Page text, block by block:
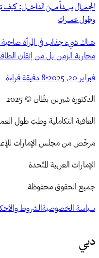
الجمال يبدأ من الداخل:
وطول عمرك
هناك شيء جذاب في المرأة
محاربة الزمن بل من إتقان
فبراير 20, 2025 •
8 دقيقة قراءة
الدكتورة شيرين بظّان © 2025
العافية التكاملية وطبّ طول
مرخّص من مجلس الإمارات
الإمارات العربية المتّحدة
جميع الحقوق محفوظة
سياسة الخصوصية الشروط
دبي